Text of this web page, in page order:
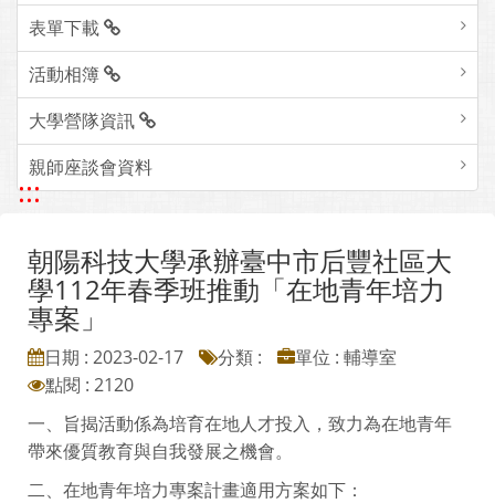
表單下載
活動相簿
大學營隊資訊
親師座談會資料
:::
朝陽科技大學承辦臺中市后豐社區大
學112年春季班推動「在地青年培力
專案」
日期 : 2023-02-17 分類 :
單位 : 輔導室
點閱 : 2120
一、旨揭活動係為培育在地人才投入，致力為在地青年
帶來優質教育與自我發展之機會。
二、在地青年培力專案計畫適用方案如下：